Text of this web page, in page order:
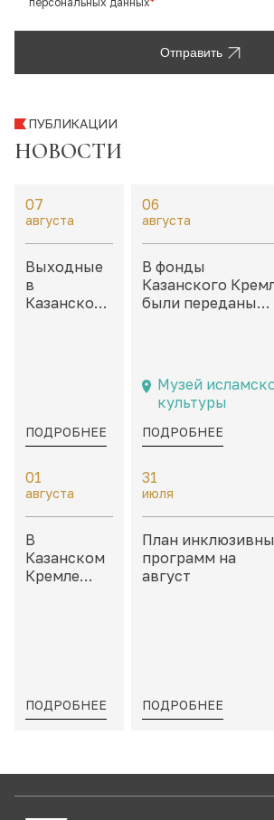
Отправить
ПУБЛИКАЦИИ
НОВОСТИ
07
августа
Выходные
в
Казанском
ПОДРОБНЕЕ
06
августа
В фонды
Казанского
были переданы
Казани и
татарской
культуре
Музей
культуры
ПОДРОБНЕЕ
01
августа
В
Казанском
Кремле
ПОДРОБНЕЕ
31
июля
План
программ на
август
ПОДРОБНЕЕ